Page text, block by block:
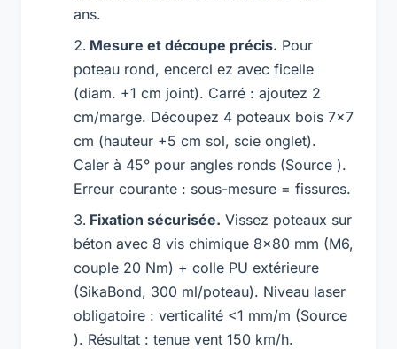
ans.
Mesure et découpe précis. Pour
poteau rond, encercl ez avec ficelle
(diam. +1 cm joint). Carré : ajoutez 2
cm/marge. Découpez 4 poteaux bois 7×7
cm (hauteur +5 cm sol, scie onglet).
Caler à 45° pour angles ronds (Source ).
Erreur courante : sous-mesure = fissures.
Fixation sécurisée. Vissez poteaux sur
béton avec 8 vis chimique 8×80 mm (M6,
couple 20 Nm) + colle PU extérieure
(SikaBond, 300 ml/poteau). Niveau laser
obligatoire : verticalité <1 mm/m (Source
). Résultat : tenue vent 150 km/h.